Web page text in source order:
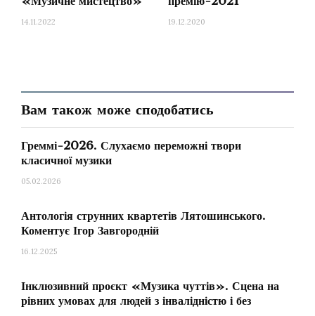
14.11.2022 19.12.2020
Вам також може сподобатись
Греммі-2026. Слухаємо переможні твори
класичної музики
05.02.2026
Антологія струнних квартетів Лятошинського.
Коментує Ігор Завгородній
16.12.2025
Інклюзивний проєкт «Музика чуттів». Сцена на
рівних умовах для людей з інвалідністю і без